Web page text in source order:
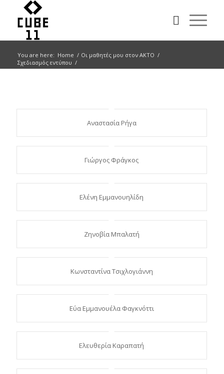
You are here: Home / Οι μαθητές μου στον ΑΚΤΟ /
Σχεδιασμός εντύπου /
Αναστασία Ρήγα
Γιώργος Φράγκος
Ελένη Εμμανουηλίδη
Ζηνοβία Μπαλατή
Κωνσταντίνα Τσιχλογιάννη
Εύα Εμμανουέλα Φαγκνόττι
Ελευθερία Καραπατή